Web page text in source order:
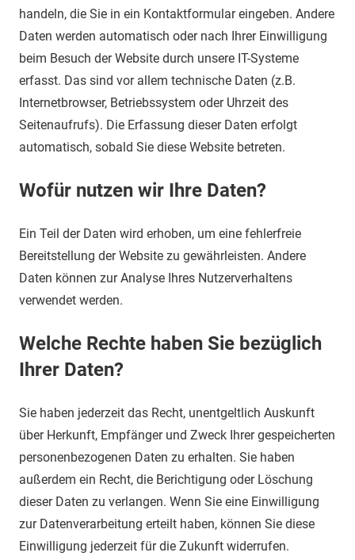
handeln, die Sie in ein Kontaktformular eingeben. Andere
Daten werden automatisch oder nach Ihrer Einwilligung
beim Besuch der Website durch unsere IT-Systeme
erfasst. Das sind vor allem technische Daten (z.B.
Internetbrowser, Betriebssystem oder Uhrzeit des
Seitenaufrufs). Die Erfassung dieser Daten erfolgt
automatisch, sobald Sie diese Website betreten.
Wofür nutzen wir Ihre Daten?
Ein Teil der Daten wird erhoben, um eine fehlerfreie
Bereitstellung der Website zu gewährleisten. Andere
Daten können zur Analyse Ihres Nutzerverhaltens
verwendet werden.
Welche Rechte haben Sie bezüglich
Ihrer Daten?
Sie haben jederzeit das Recht, unentgeltlich Auskunft
über Herkunft, Empfänger und Zweck Ihrer gespeicherten
personenbezogenen Daten zu erhalten. Sie haben
außerdem ein Recht, die Berichtigung oder Löschung
dieser Daten zu verlangen. Wenn Sie eine Einwilligung
zur Datenverarbeitung erteilt haben, können Sie diese
Einwilligung jederzeit für die Zukunft widerrufen.